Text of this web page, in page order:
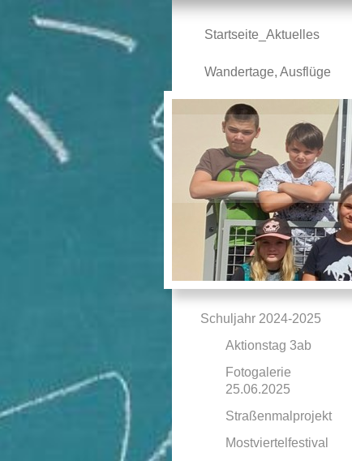
Startseite_Aktuelles
Wandertage, Ausflüge
Schuljahr 2024-2025
Aktionstag 3ab
Fotogalerie
25.06.2025
Straßenmalprojekt
Mostviertelfestival